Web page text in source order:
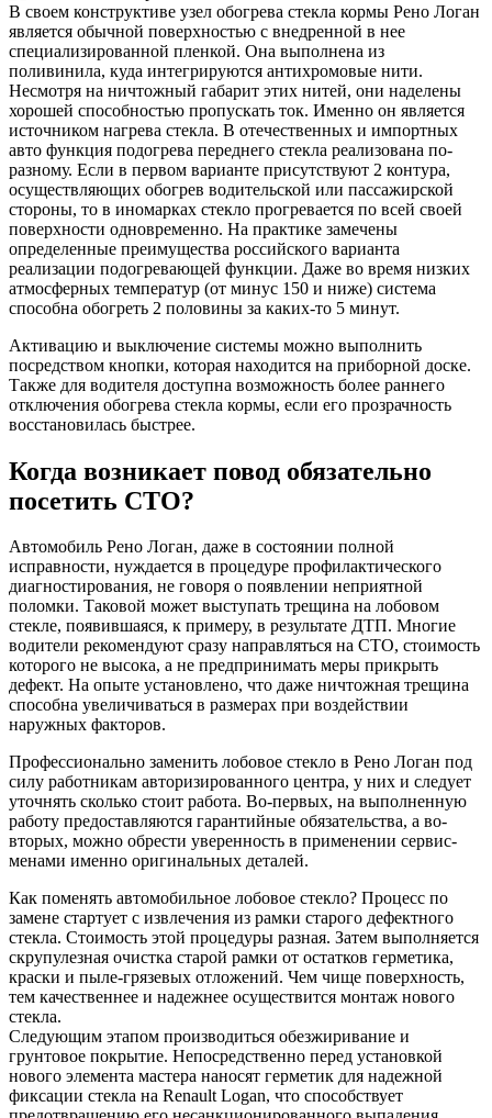
В своем конструктиве узел обогрева стекла кормы Рено Логан
является обычной поверхностью с внедренной в нее
специализированной пленкой. Она выполнена из
поливинила, куда интегрируются антихромовые нити.
Несмотря на ничтожный габарит этих нитей, они наделены
хорошей способностью пропускать ток. Именно он является
источником нагрева стекла. В отечественных и импортных
авто функция подогрева переднего стекла реализована по-
разному. Если в первом варианте присутствуют 2 контура,
осуществляющих обогрев водительской или пассажирской
стороны, то в иномарках стекло прогревается по всей своей
поверхности одновременно. На практике замечены
определенные преимущества российского варианта
реализации подогревающей функции. Даже во время низких
атмосферных температур (от минус 150 и ниже) система
способна обогреть 2 половины за каких-то 5 минут.
Активацию и выключение системы можно выполнить
посредством кнопки, которая находится на приборной доске.
Также для водителя доступна возможность более раннего
отключения обогрева стекла кормы, если его прозрачность
восстановилась быстрее.
Когда возникает повод обязательно
посетить СТО?
Автомобиль Рено Логан, даже в состоянии полной
исправности, нуждается в процедуре профилактического
диагностирования, не говоря о появлении неприятной
поломки. Таковой может выступать трещина на лобовом
стекле, появившаяся, к примеру, в результате ДТП. Многие
водители рекомендуют сразу направляться на СТО, стоимость
которого не высока, а не предпринимать меры прикрыть
дефект. На опыте установлено, что даже ничтожная трещина
способна увеличиваться в размерах при воздействии
наружных факторов.
Профессионально заменить лобовое стекло в Рено Логан под
силу работникам авторизированного центра, у них и следует
уточнять сколько стоит работа. Во-первых, на выполненную
работу предоставляются гарантийные обязательства, а во-
вторых, можно обрести уверенность в применении сервис-
менами именно оригинальных деталей.
Как поменять автомобильное лобовое стекло? Процесс по
замене стартует с извлечения из рамки старого дефектного
стекла. Стоимость этой процедуры разная. Затем выполняется
скрупулезная очистка старой рамки от остатков герметика,
краски и пыле-грязевых отложений. Чем чище поверхность,
тем качественнее и надежнее осуществится монтаж нового
стекла.
Следующим этапом производиться обезжиривание и
грунтовое покрытие. Непосредственно перед установкой
нового элемента мастера наносят герметик для надежной
фиксации стекла на Renault Logan, что способствует